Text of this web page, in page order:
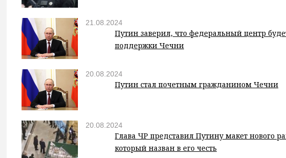
21.08.2024
Путин заверил, что федеральный центр
поддержки Чечни
20.08.2024
Путин стал почетным гражданином Чечни
20.08.2024
Глава ЧР представил Путину макет нового
который назван в его честь